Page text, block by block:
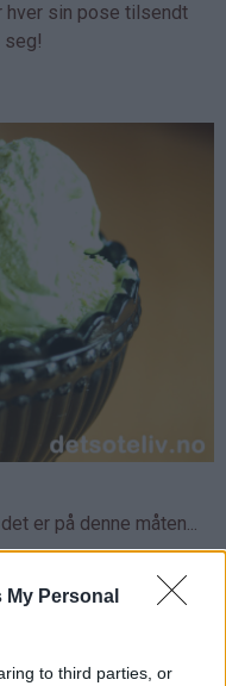
Personal
to third parties, or
hver sin pose tilsendt
seg!
er på denne måten...
møt sommeren full av